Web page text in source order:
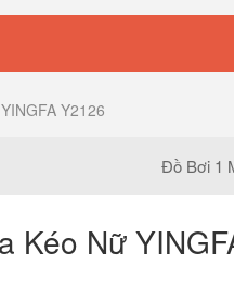
Y2126
Đồ Bơi 1
Kéo Nữ